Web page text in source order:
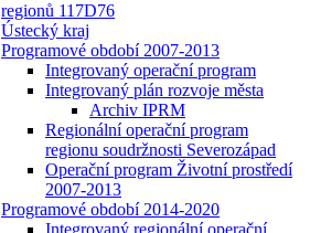
regionů 117D76
Ústecký kraj
Programové období 2007-2013
Integrovaný operační program
Integrovaný plán rozvoje města
Archiv IPRM
Regionální operační program
regionu soudržnosti Severozápad
Operační program Životní prostředí
2007-2013
Programové období 2014-2020
Integrovaný regionální operační